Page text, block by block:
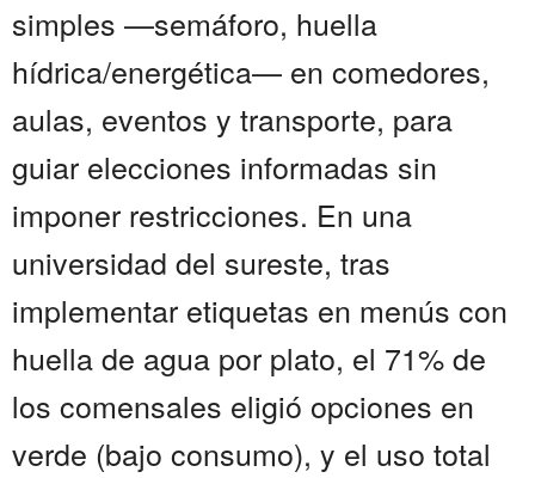
simples —semáforo, huella
hídrica/energética— en comedores,
aulas, eventos y transporte, para
guiar elecciones informadas sin
imponer restricciones. En una
universidad del sureste, tras
implementar etiquetas en menús con
huella de agua por plato, el 71% de
los comensales eligió opciones en
verde (bajo consumo), y el uso total